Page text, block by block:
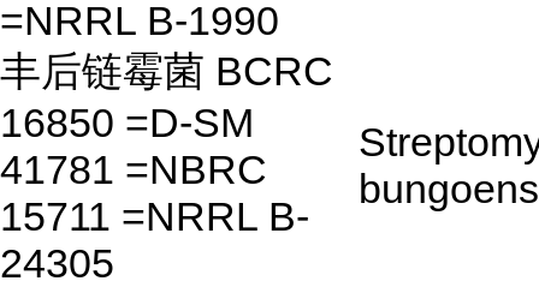
=NRRL B-1990
丰后链霉菌 BCRC
16850 =D-SM
41781 =NBRC
15711 =NRRL B-
24305